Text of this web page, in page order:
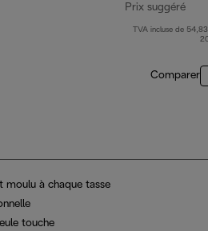
Prix suggéré
TVA incluse de
Comparer
moulu à chaque tasse
touche